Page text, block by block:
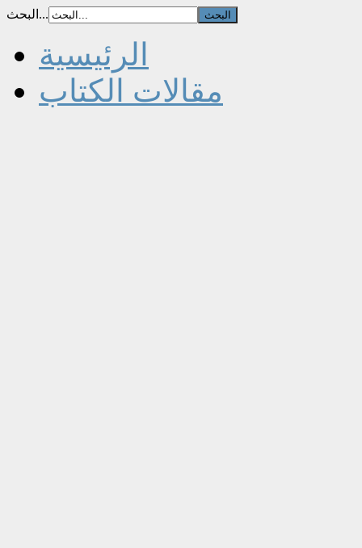
البحث...
الرئيسية
مقالات الكتاب